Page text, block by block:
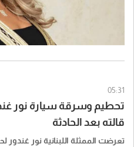
05:31
تحطيم وسرقة سيارة نور
قالته بعد الحادثة
تعرضت الممثلة اللبنانية نور غندور